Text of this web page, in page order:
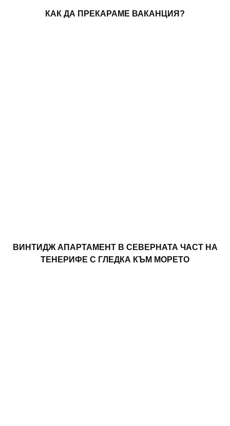
КАК ДА ПРЕКАРАМЕ ВАКАНЦИЯ?
ВИНТИДЖ АПАРТАМЕНТ В СЕВЕРНАТА ЧАСТ НА
ТЕНЕРИФЕ С ГЛЕДКА КЪМ МОРЕТО